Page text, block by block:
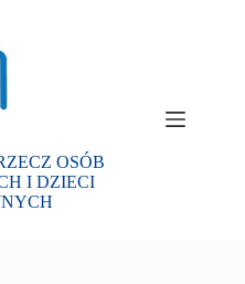
OSÓB
I DZIECI